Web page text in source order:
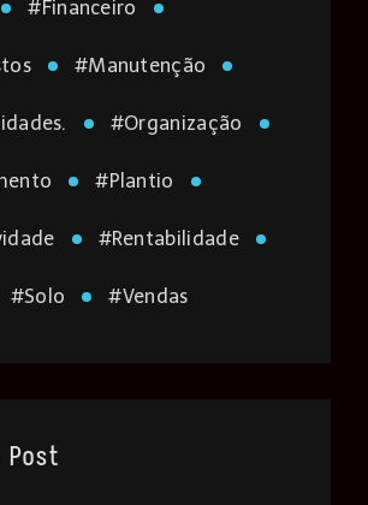
Financeiro
#
Manutenção
#
Organização
#
Plantio
#
Rentabilidade
#
Solo
# Vendas
#
Post